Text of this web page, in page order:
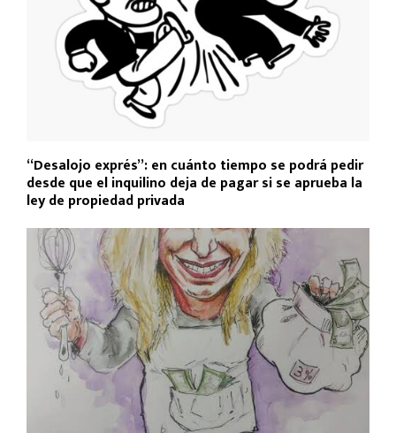
“Desalojo exprés”: en cuánto tiempo se podrá pedir
desde que el inquilino deja de pagar si se aprueba la
ley de propiedad privada